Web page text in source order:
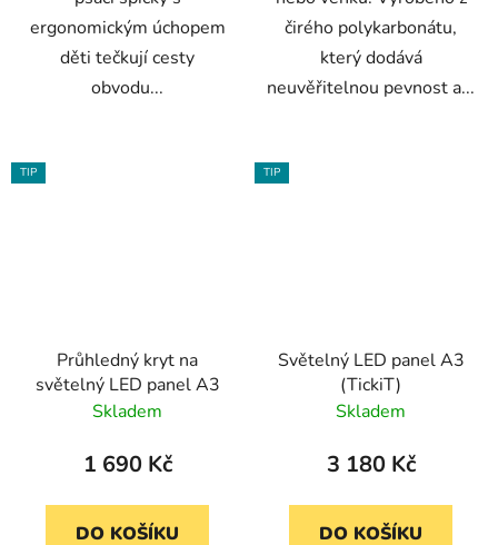
ergonomickým úchopem
děti tečkují cesty
obvodu...
čirého polykarbonátu,
který dodává
neuvěřitelnou pevnost a...
TIP
Průhledný kryt na
světelný LED panel A3
Skladem
1 690 Kč
DO KOŠÍKU
TIP
Světelný LED panel A3
(TickiT)
Skladem
3 180 Kč
DO KOŠÍKU